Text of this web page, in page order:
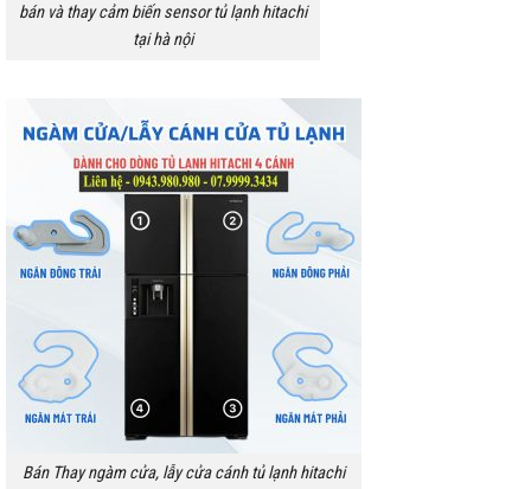
bán và thay cảm biến sensor tủ lạnh hitachi
tại hà nội
Bán Thay ngàm cửa, lẫy cửa cánh tủ lạnh hitachi